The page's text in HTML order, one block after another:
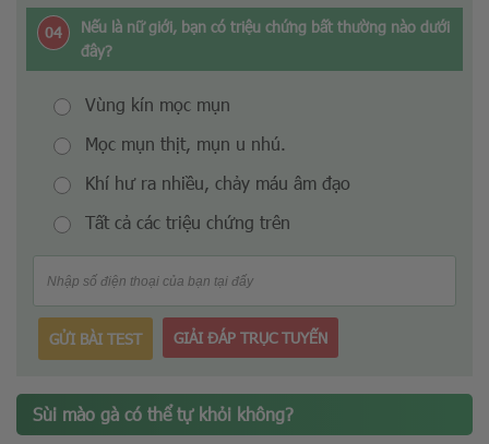
04
Nếu là nữ giới, bạn có triệu chứng bất thường nào dưới
đây?
Vùng kín mọc mụn
Mọc mụn thịt, mụn u nhú.
Khí hư ra nhiều, chảy máu âm đạo
Tất cả các triệu chứng trên
GỬI BÀI TEST GIẢI ĐÁP TRỤC TUYẾN
Sùi mào gà có thể tự khỏi không?